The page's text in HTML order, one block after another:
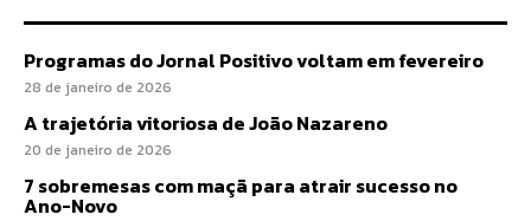
Programas do Jornal Positivo voltam em fevereiro
28 de janeiro de 2026
A trajetória vitoriosa de João Nazareno
20 de janeiro de 2026
7 sobremesas com maçã para atrair sucesso no
Ano-Novo